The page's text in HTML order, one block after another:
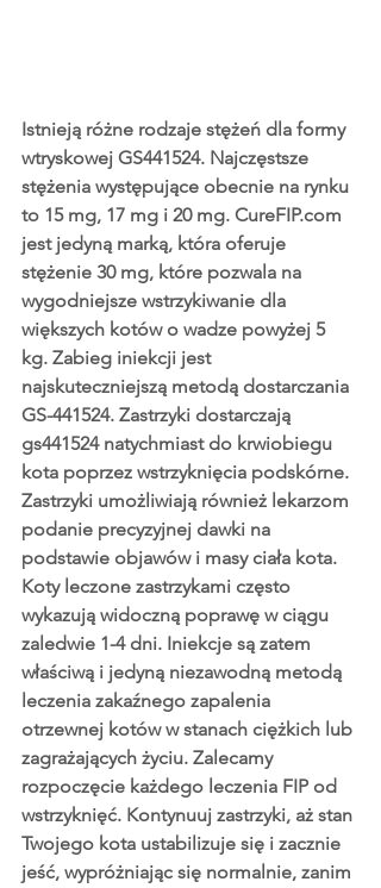
Istnieją różne rodzaje stężeń dla formy
wtryskowej GS441524. Najczęstsze
stężenia występujące obecnie na rynku
to 15 mg, 17 mg i 20 mg. CureFIP.com
jest jedyną marką, która oferuje
stężenie 30 mg, które pozwala na
wygodniejsze wstrzykiwanie dla
większych kotów o wadze powyżej 5
kg. Zabieg iniekcji jest
najskuteczniejszą metodą dostarczania
GS-441524. Zastrzyki dostarczają
gs441524 natychmiast do krwiobiegu
kota poprzez wstrzyknięcia podskórne.
Zastrzyki umożliwiają również lekarzom
podanie precyzyjnej dawki na
podstawie objawów i masy ciała kota.
Koty leczone zastrzykami często
wykazują widoczną poprawę w ciągu
zaledwie 1-4 dni. Iniekcje są zatem
właściwą i jedyną niezawodną metodą
leczenia zakaźnego zapalenia
otrzewnej kotów w stanach ciężkich lub
zagrażających życiu. Zalecamy
rozpoczęcie każdego leczenia FIP od
wstrzyknięć. Kontynuuj zastrzyki, aż stan
Twojego kota ustabilizuje się i zacznie
jeść, wypróżniając się normalnie, zanim